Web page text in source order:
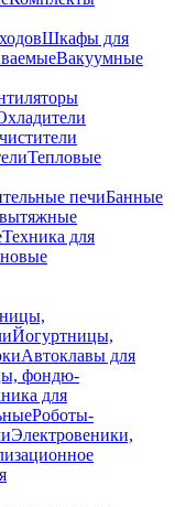
Шкафы для
Вакуумные
Тепловые
печиБанные
Техника для
Йогуртницы,
Автоклавы для
фондю-
для
Роботы-
Электровеники,